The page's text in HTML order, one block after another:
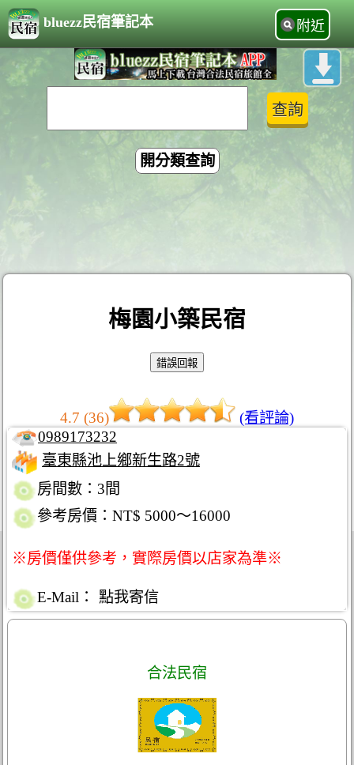
bluezz民宿筆記本 附近
開分類查詢
梅園小築民宿
4.7 (36)
(看評論)
0989173232
臺東縣池上鄉新生路2號
房間數：3間
參考房價：NT$ 5000～16000
※房價僅供參考，實際房價以店家為準※
E-Mail： 點我寄信
合法民宿